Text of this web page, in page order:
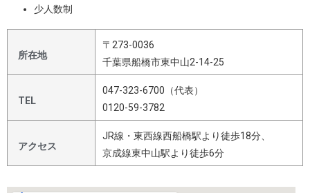
少人数制
所在地
〒273-0036
千葉県船橋市東中山2-14-25
TEL
047-323-6700（代表）
0120-59-3782
アクセス
JR線・東西線西船橋駅より徒歩18分、
京成線東中山駅より徒歩6分